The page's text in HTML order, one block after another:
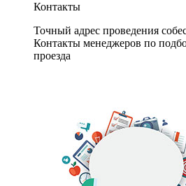
Контакты
Точный адрес проведения
Контакты менеджеров по
проезда